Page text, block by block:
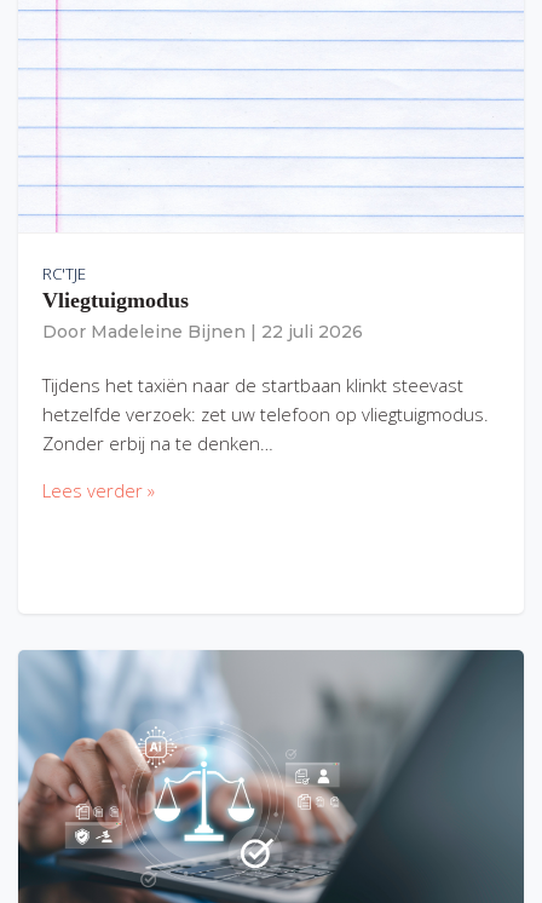
RC'TJE
Vliegtuigmodus
Door Madeleine Bijnen 22 juli 2026
Tijdens het taxiën naar de startbaan klinkt steevast
hetzelfde verzoek: zet uw telefoon op vliegtuigmodus.
Zonder erbij na te denken…
Lees verder »